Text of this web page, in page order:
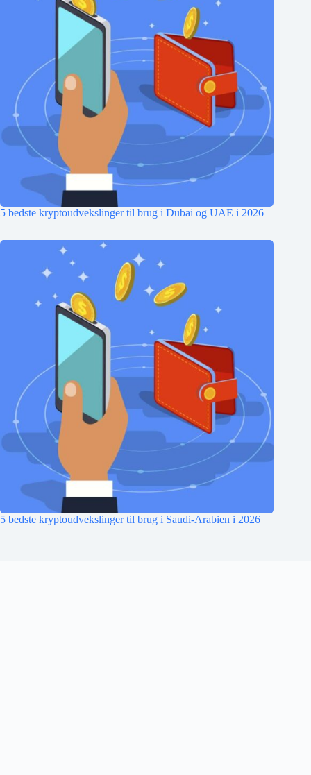
5 bedste kryptoudvekslinger til brug i Dubai og UAE i 2026
5 bedste kryptoudvekslinger til brug i Saudi-Arabien i 2026